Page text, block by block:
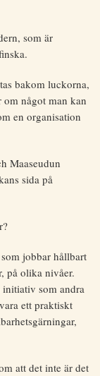
som är
bakom luckorna,
något man kan
en organisation
Maaseudun
sida på
jobbar hållbart
på olika nivåer.
som andra
ett praktiskt
att det inte är det